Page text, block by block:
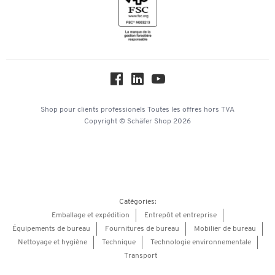
Shop pour clients professionels Toutes les offres hors TVA
Copyright © Schäfer Shop 2026
Catégories:
Emballage et expédition
Entrepôt et entreprise
Équipements de bureau
Fournitures de bureau
Mobilier de bureau
Nettoyage et hygiène
Technique
Technologie environnementale
Transport